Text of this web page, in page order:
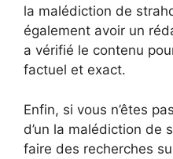
la malédiction de
également avoir un
a vérifié le contenu
factuel et exact.
Enfin, si vous n’êtes
d’un la malédiction de
faire des recherches